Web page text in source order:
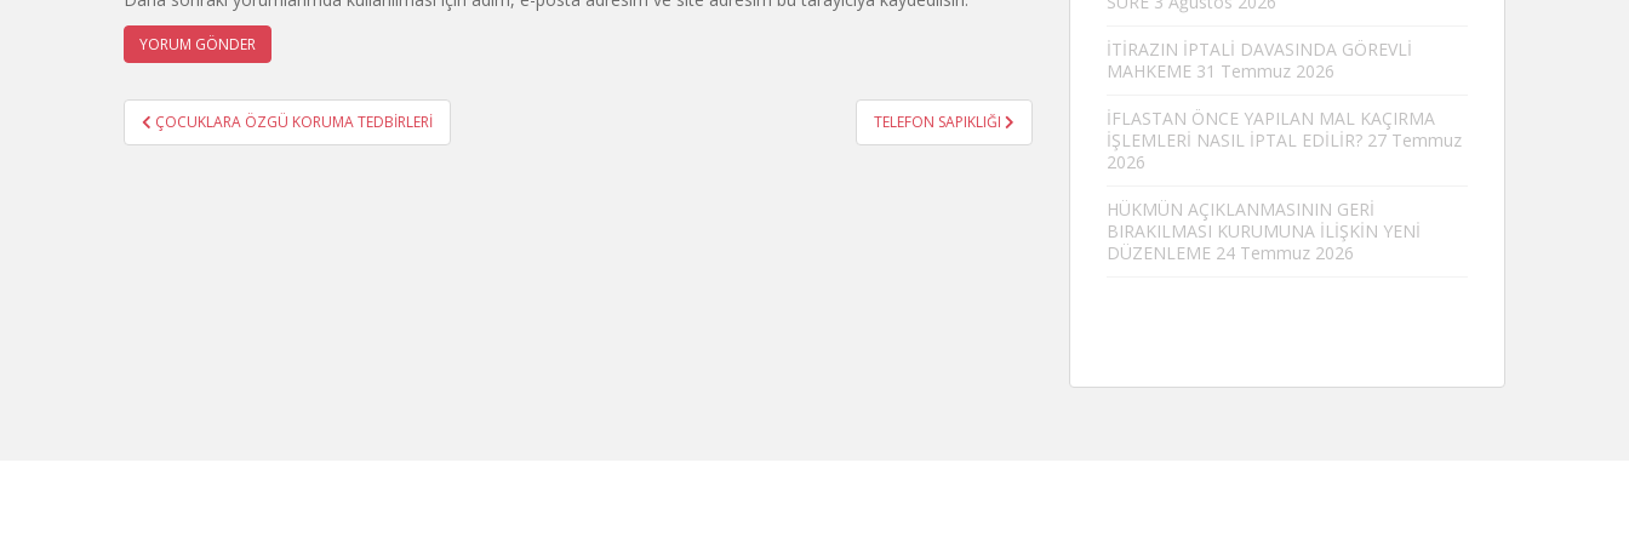
Yazı
gezinmesi
ÇOCUKLARA ÖZGÜ KORUMA TEDBİRLERİ TELEFON SAPIKLIĞI
İTİRAZIN İPTALİ DAVASINDA GÖREVLİ
MAHKEME 31 Temmuz 2026
İFLASTAN ÖNCE YAPILAN MAL KAÇIRMA
İŞLEMLERİ NASIL İPTAL EDİLİR? 27 Temmuz
2026
HÜKMÜN AÇIKLANMASININ GERİ
BIRAKILMASI KURUMUNA İLİŞKİN YENİ
DÜZENLEME 24 Temmuz 2026